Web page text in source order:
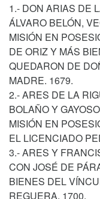
1.- DON ARIAS DE
ÁLVARO BELÓN,
MISIÓN EN
DE ORIZ Y MÁS
QUEDARON DE
MADRE. 1679.
2.- ARES DE LA
BOLAÑO Y
MISIÓN EN
EL LICENCIADO
3.- ARES Y
CON JOSÉ DE
BIENES DEL
REGUERA. 1700.